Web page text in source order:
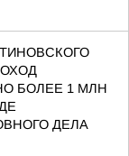
БОЛЕЕ 1 МЛН
ДЕЛА